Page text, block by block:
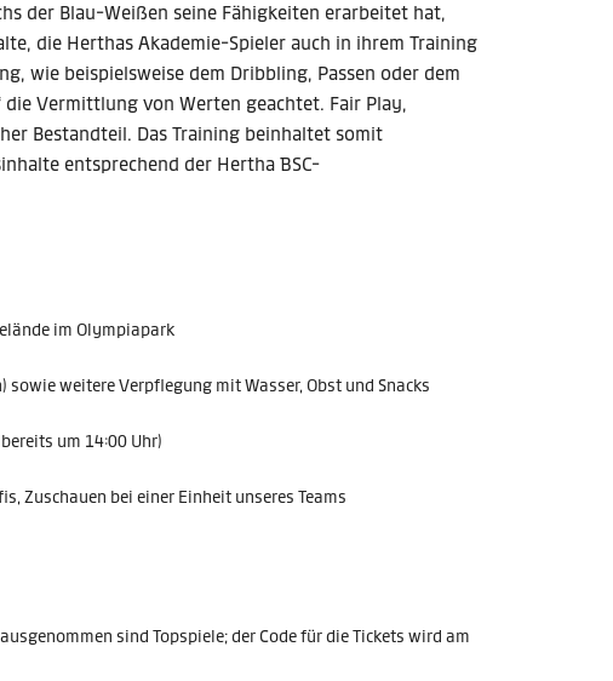
der Blau-Weißen seine Fähigkeiten erarbeitet hat,
die Herthas Akademie-Spieler auch in ihrem Training
wie beispielsweise dem Dribbling, Passen oder dem
Vermittlung von Werten geachtet. Fair Play,
Bestandteil. Das Training beinhaltet somit
entsprechend der Hertha BSC-
im Olympiapark
weitere Verpflegung mit Wasser, Obst und Snacks
um 14:00 Uhr)
Zuschauen bei einer Einheit unseres Teams
sind Topspiele; der Code für die Tickets wird am